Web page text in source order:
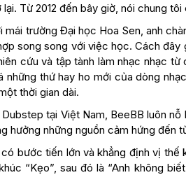
Từ 2012 đến bây giờ, nói chung
trường Đại học Hoa Sen, anh
song song với việc học. Cách đây
cứu và tập tành làm nhạc nhạc
những thứ hay ho mới của dòng
thời gian dài.
tại Việt Nam, BeeBB luôn
hưởng những nguồn cảm hứng đến
bước tiến lớn và khẳng định vị thế
“Kẹo”, sau đó là “Anh không